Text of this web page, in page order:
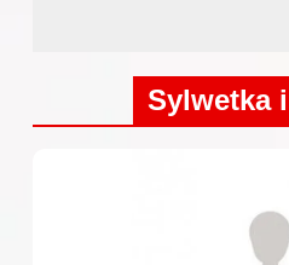
Sylwetka